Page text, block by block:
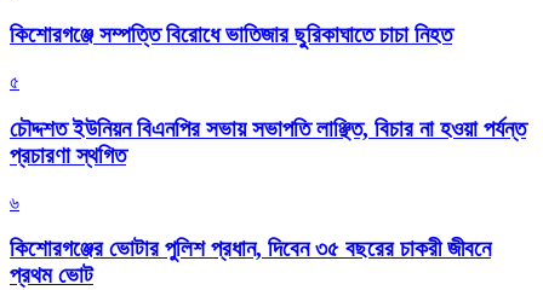
কিশোরগঞ্জে সম্পত্তি বিরোধে ভাতিজার ছুরিকাঘাতে চাচা নিহত
৫
চৌদ্দশত ইউনিয়ন বিএনপির সভায় সভাপতি লাঞ্ছিত, বিচার না হওয়া পর্যন্ত
প্রচারণা স্থগিত
৬
কিশোরগঞ্জের ভোটার পুলিশ প্রধান, দিবেন ৩৫ বছরের চাকরী জীবনে
প্রথম ভোট